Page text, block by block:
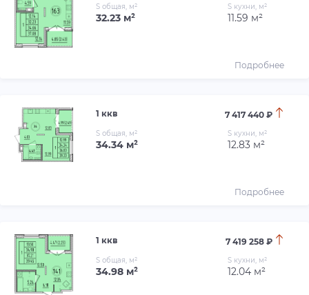
S общая, м²
32.23 м²
S кухни, м²
11.59 м²
Подробнее
1 ккв 7 417 440 ₽
S общая, м²
34.34 м²
S кухни, м²
12.83 м²
Подробнее
1 ккв 7 419 258 ₽
S общая, м²
34.98 м²
S кухни, м²
12.04 м²